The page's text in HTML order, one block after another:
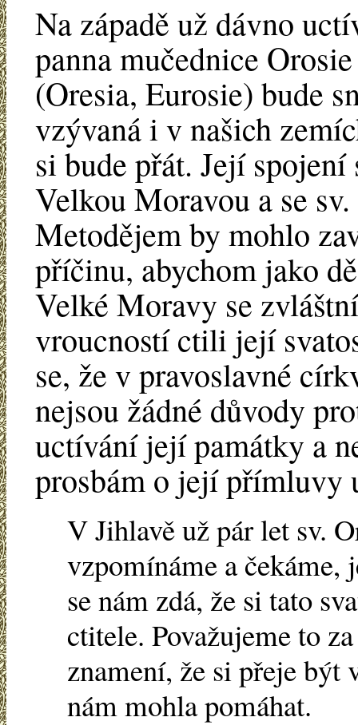
Na západě už dávno
panna mučednice Orosie
(Oresia, Eurosie) bude
vzývaná i v našich
si bude přát. Její spojení
Velkou Moravou a se sv.
Metodějem by mohlo
příčinu, abychom jako
Velké Moravy se zvláštní
vroucností ctili její
se, že v pravoslavné
nejsou žádné důvody
uctívání její památky a
prosbám o její přímluvy
V Jihlavě už pár let sv.
vzpomínáme a
se nám zdá, že si tato
ctitele. Považujeme to
znamení, že si přeje být
nám mohla pomáhat.